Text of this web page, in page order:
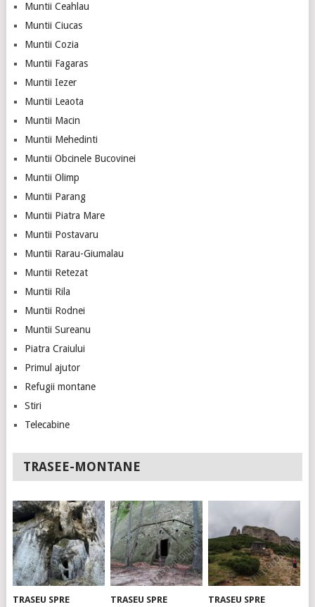
Muntii Ceahlau
Muntii Ciucas
Muntii Cozia
Muntii Fagaras
Muntii Iezer
Muntii Leaota
Muntii Macin
Muntii Mehedinti
Muntii Obcinele Bucovinei
Muntii Olimp
Muntii Parang
Muntii Piatra Mare
Muntii Postavaru
Muntii Rarau-Giumalau
Muntii Retezat
Muntii Rila
Muntii Rodnei
Muntii Sureanu
Piatra Craiului
Primul ajutor
Refugii montane
Stiri
Telecabine
TRASEE-MONTANE
TRASEU SPRE TRASEU SPRE TRASEU SPRE